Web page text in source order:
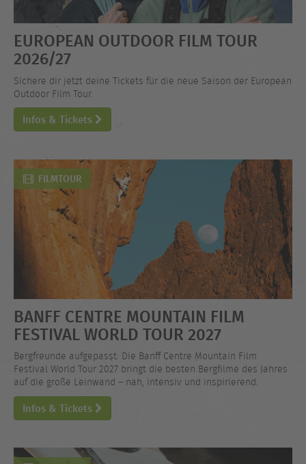
EUROPEAN OUTDOOR FILM TOUR
2026/27
Sichere dir jetzt deine Tickets für die neue Saison der European
Outdoor Film Tour.
Infos & Tickets
FILMTOUR
BANFF CENTRE MOUNTAIN FILM
FESTIVAL WORLD TOUR 2027
Bergfreunde aufgepasst: Die Banff Centre Mountain Film
Festival World Tour 2027 bringt die besten Bergfilme des Jahres
auf die große Leinwand – nah, intensiv und inspirierend.
Infos & Tickets